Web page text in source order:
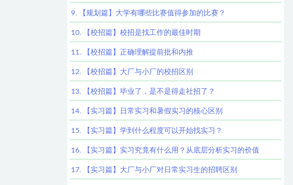
9. 【规划篇】大学有哪些比赛值得参加的比赛？
10. 【校招篇】校招是找工作的最佳时期
11. 【校招篇】正确理解提前批和内推
12. 【校招篇】大厂与小厂的校招区别
13. 【校招篇】毕业了，是不是得走社招了？
14. 【实习篇】日常实习和暑假实习的核心区别
15. 【实习篇】学到什么程度可以开始找实习？
16. 【实习篇】实习究竟有什么用？从底层分析实习的价值
17. 【实习篇】大厂与小厂对日常实习生的招聘区别